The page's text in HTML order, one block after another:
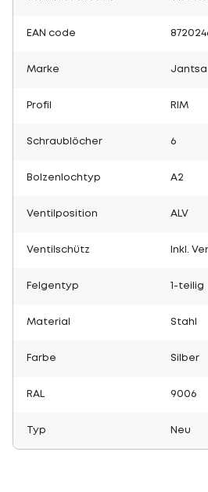
EAN code
Marke Jantsa
Profil RIM
Schraublöcher 6
Bolzenlochtyp A2
Ventilposition ALV
Ventilschütz Inkl.
Felgentyp 1-teilig
Material Stahl
Farbe Silber
RAL 9006
Typ Neu